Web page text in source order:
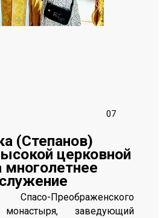
07
(Степанов)
церковной
многолетнее
Преображенского
заведующий